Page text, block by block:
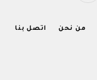
من نحن اتصل بنا